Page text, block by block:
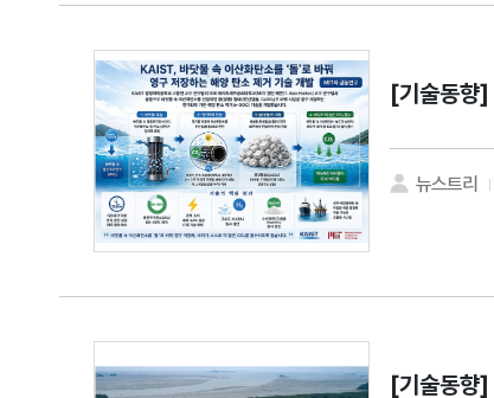
[기술동향]
뉴스트리
[기술동향]